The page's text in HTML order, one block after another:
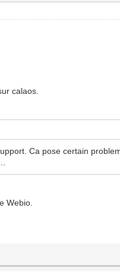
calaos.
Ca pose certain
Webio.